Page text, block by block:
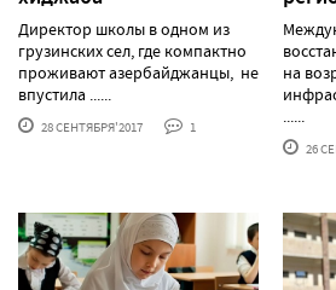
Директор школы в одном из
грузинских сел, где компактно
проживают азербайджанцы, не
впустила ......
28 СЕНТЯБРЯ'2017 1
на
......
26